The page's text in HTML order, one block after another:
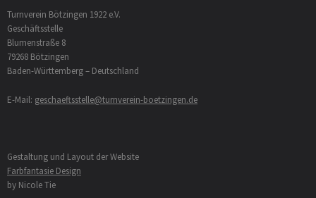
Turnverein Bötzingen 1922 e.V.
Geschäftsstelle
Blumenstraße 8
79268 Bötzingen
Baden-Württemberg – Deutschland
E-Mail: geschaeftsstelle@turnverein-boetzingen.de
Gestaltung und Layout der Website
Farbfantasie Design
by Nicole Tie